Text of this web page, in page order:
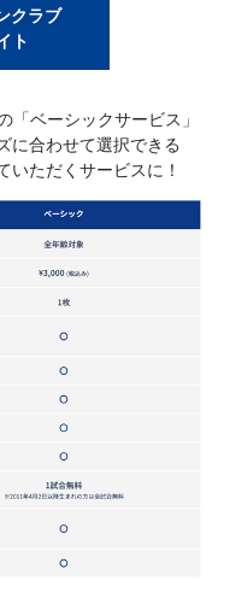
クラブ
ト
ベーシックサービス」
に合わせて選択できる
いただくサービスに！